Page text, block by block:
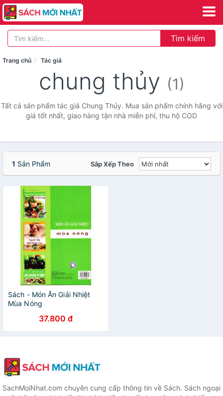
Tìm kiếm
Trang chủ Tác giả
chung thủy (1)
Tất cả sản phẩm tác giả Chung Thủy. Mua sản phẩm chính hãng với
giá tốt nhất, giao hàng tận nhà miễn phí, thu hộ COD
1 Sản Phẩm Sắp Xếp Theo
Sách - Món Ăn Giải Nhiệt
Mùa Nóng
37.800 đ
SachMoiNhat.com chuyên cung cấp thông tin về Sách. Sách ngoại